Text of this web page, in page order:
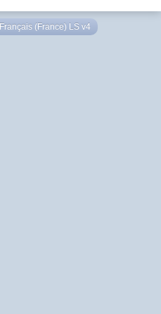
Français (France) LS v4